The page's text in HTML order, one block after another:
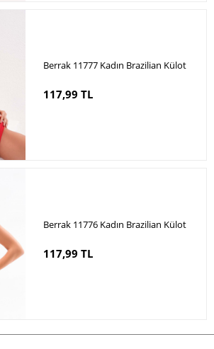
Berrak 11777 Kadın Brazilian Külot
117,99 TL
Berrak 11776 Kadın Brazilian Külot
117,99 TL